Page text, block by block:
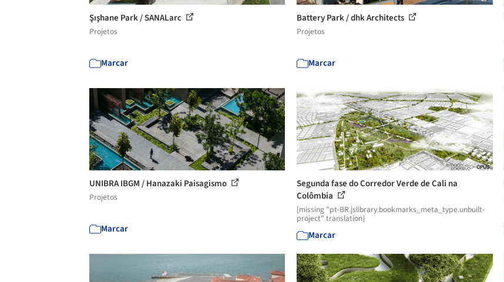
Şışhane Park / SANALarc
Projetos
Marcar
Battery Park / dhk Architects
Projetos
Marcar
UNIBRA IBGM / Hanazaki Paisagismo
Projetos
Marcar
Segunda fase do Corredor Verde de Cali na
Colômbia
[missing "pt-BR.jslibrary.bookmarks_meta_type.unbuilt-
project" translation]
Marcar